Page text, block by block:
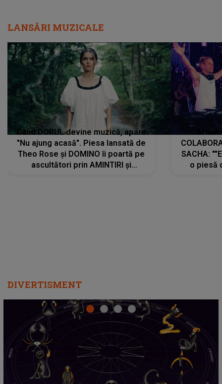
LANSĂRI MUZICALE
Când DORUL devine muzică, apare
"Nu ajung acasă". Piesa lansată de
Theo Rose și DOMINO îi poartă pe
ascultători prin AMINTIRI și
SACHA:
o piesă
DIVERTISMENT